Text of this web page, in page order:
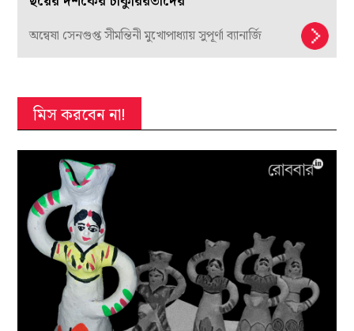
অন্বেষা সেনগুপ্ত সীমন্তিনী মুখোপাধ্যায় সুপূর্ণা ব্যানার্জি
মিস করবেন না!